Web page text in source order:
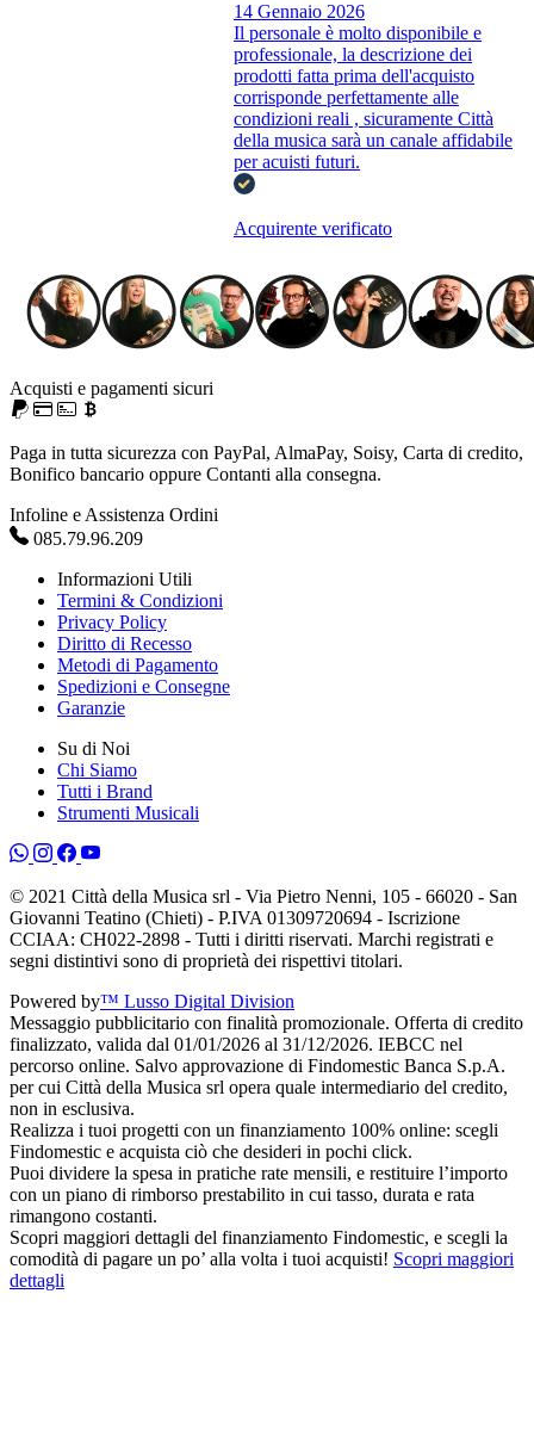
14 Gennaio 2026
Il personale è molto disponibile e
professionale, la descrizione dei
prodotti fatta prima dell'acquisto
corrisponde perfettamente alle
condizioni reali , sicuramente Città
della musica sarà un canale affidabile
per acuisti futuri.
Acquirente verificato
Acquisti e pagamenti sicuri
Paga in tutta sicurezza con PayPal, AlmaPay, Soisy, Carta di credito,
Bonifico bancario oppure Contanti alla consegna.
Infoline e Assistenza Ordini
085.79.96.209
Informazioni Utili
Termini & Condizioni
Privacy Policy
Diritto di Recesso
Metodi di Pagamento
Spedizioni e Consegne
Garanzie
Su di Noi
Chi Siamo
Tutti i Brand
Strumenti Musicali
© 2021 Città della Musica srl - Via Pietro Nenni, 105 - 66020 - San
Giovanni Teatino (Chieti) - P.IVA 01309720694 - Iscrizione
CCIAA: CH022-2898 - Tutti i diritti riservati. Marchi registrati e
segni distintivi sono di proprietà dei rispettivi titolari.
Powered by™ Lusso Digital Division
Messaggio pubblicitario con finalità promozionale. Offerta di credito
finalizzato, valida dal 01/01/2026 al 31/12/2026. IEBCC nel
percorso online. Salvo approvazione di Findomestic Banca S.p.A.
per cui Città della Musica srl opera quale intermediario del credito,
non in esclusiva.
Realizza i tuoi progetti con un finanziamento 100% online: scegli
Findomestic e acquista ciò che desideri in pochi click.
Puoi dividere la spesa in pratiche rate mensili, e restituire l’importo
con un piano di rimborso prestabilito in cui tasso, durata e rata
rimangono costanti.
Scopri maggiori dettagli del finanziamento Findomestic, e scegli la
comodità di pagare un po’ alla volta i tuoi acquisti! Scopri maggiori
dettagli